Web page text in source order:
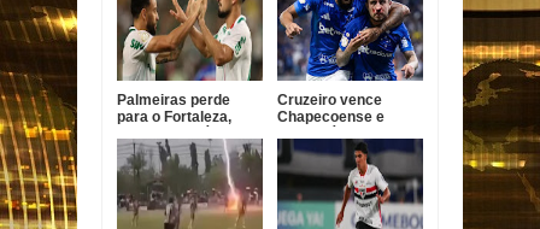
Palmeiras perde
para o Fortaleza,
quartas da Copa do
Brasil
Cruzeiro vence
Chapecoense e
da Copa do Brasil